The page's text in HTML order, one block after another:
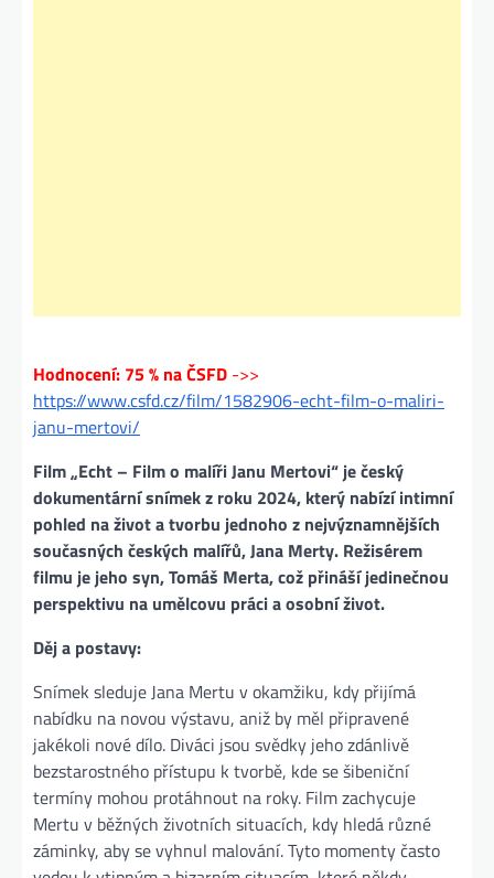
Hodnocení: 75 % na ČSFD ->>
https://www.csfd.cz/film/1582906-echt-film-o-maliri-
janu-mertovi/
Film „Echt – Film o malíři Janu Mertovi“ je český
dokumentární snímek z roku 2024, který nabízí intimní
pohled na život a tvorbu jednoho z nejvýznamnějších
současných českých malířů, Jana Merty. Režisérem
filmu je jeho syn, Tomáš Merta, což přináší jedinečnou
perspektivu na umělcovu práci a osobní život.
Děj a postavy:
Snímek sleduje Jana Mertu v okamžiku, kdy přijímá
nabídku na novou výstavu, aniž by měl připravené
jakékoli nové dílo. Diváci jsou svědky jeho zdánlivě
bezstarostného přístupu k tvorbě, kde se šibeniční
termíny mohou protáhnout na roky. Film zachycuje
Mertu v běžných životních situacích, kdy hledá různé
záminky, aby se vyhnul malování. Tyto momenty často